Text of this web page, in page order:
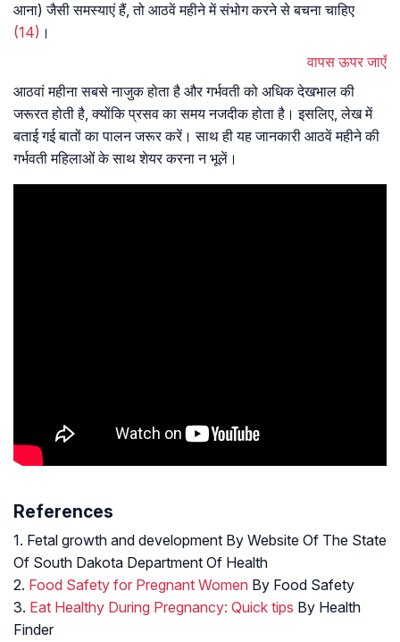
आना) जैसी समस्याएं हैं, तो आठवें महीने में संभोग करने से बचना चाहिए
(14) ।
वापस ऊपर जाएँ
आठवां महीना सबसे नाजुक होता है और गर्भवती को अधिक देखभाल की
जरूरत होती है, क्योंकि प्रसव का समय नजदीक होता है। इसलिए, लेख में
बताई गई बातों का पालन जरूर करें। साथ ही यह जानकारी आठवें महीने की
गर्भवती महिलाओं के साथ शेयर करना न भूलें।
References
1. Fetal growth and development By Website Of The State
Of South Dakota Department Of Health
2. Food Safety for Pregnant Women By Food Safety
3. Eat Healthy During Pregnancy: Quick tips By Health
Finder